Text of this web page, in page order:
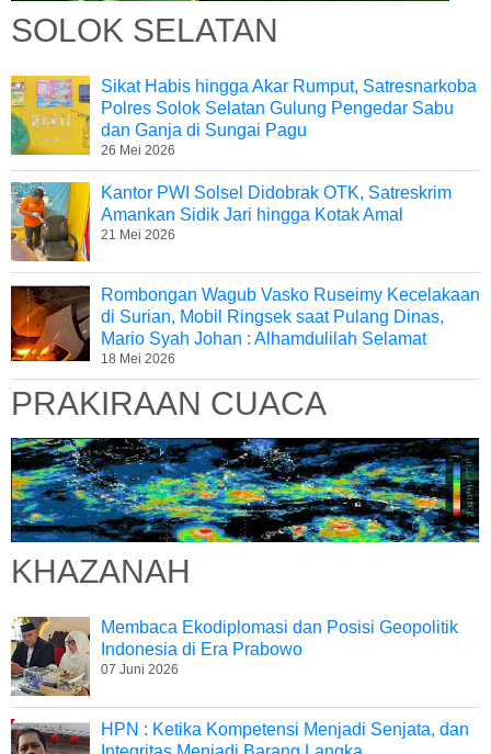
SOLOK SELATAN
Sikat Habis hingga Akar Rumput, Satresnarkoba
Polres Solok Selatan Gulung Pengedar Sabu
dan Ganja di Sungai Pagu
26 Mei 2026
Kantor PWI Solsel Didobrak OTK, Satreskrim
Amankan Sidik Jari hingga Kotak Amal
21 Mei 2026
Rombongan Wagub Vasko Ruseimy Kecelakaan
di Surian, Mobil Ringsek saat Pulang Dinas,
Mario Syah Johan : Alhamdulilah Selamat
18 Mei 2026
PRAKIRAAN CUACA
KHAZANAH
Membaca Ekodiplomasi dan Posisi Geopolitik
Indonesia di Era Prabowo
07 Juni 2026
HPN : Ketika Kompetensi Menjadi Senjata, dan